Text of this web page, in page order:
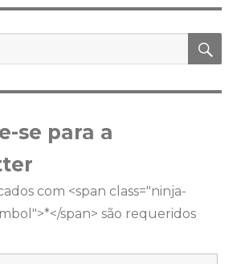
se para a
com <span class="ninja-
span> são requeridos